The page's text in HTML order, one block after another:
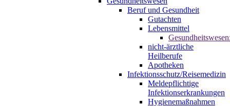
Beruf und Gesundheit
Gutachten
Lebensmittel
nicht-ärztliche
Heilberufe
Apotheken
Infektionsschutz/Reisemedizin
Meldepflichtige
Infektionserkrankungen
Hygienemaßnahmen